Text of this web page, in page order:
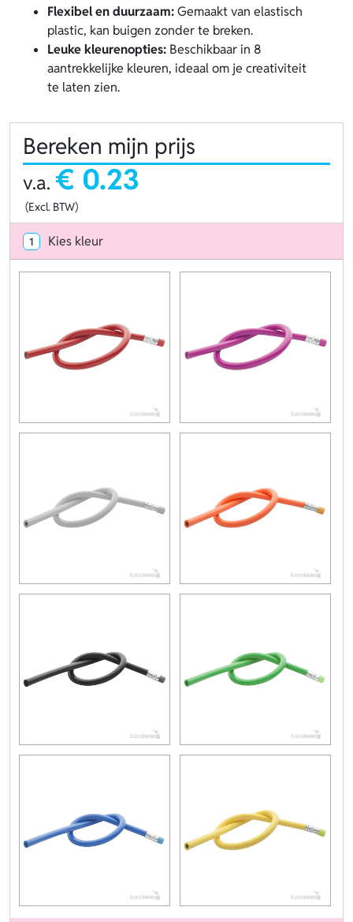
Flexibel en duurzaam:Gemaakt van elastisch
plastic, kan buigen zonder te breken.
Leuke kleurenopties: Beschikbaar in 8
aantrekkelijke kleuren, ideaal om je creativiteit
te laten zien.
Bereken mijn prijs
v.a. € 0.23
(Excl. BTW)
1 Kies kleur